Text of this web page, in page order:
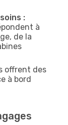
:
à
de la
offrent des
à bord